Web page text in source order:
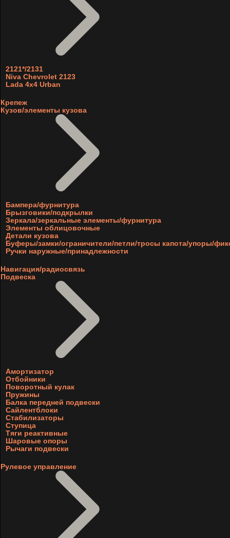
2121*/2131
Niva Chevrolet 2123
Lada 4x4 Urban
Крепеж
Кузов/элементы кузова
Бампера/фурнитура
Брызговики/подкрылки
Зеркала/зеркальные элементы/фурнитура
Элементы облицовочные
Детали кузова
Буферы/замки/ограничители/петли/тросы капота/упоры/
Ручки наружные/принадлежности
Навигация/радиосвязь
Подвеска
Амортизатор
Отбойники
Поворотный кулак
Пружины
Балка передней подвески
Сайлентблоки
Стабилизаторы
Ступица
Тяги реактивные
Шаровые опоры
Рычаги подвески
Рулевое управление